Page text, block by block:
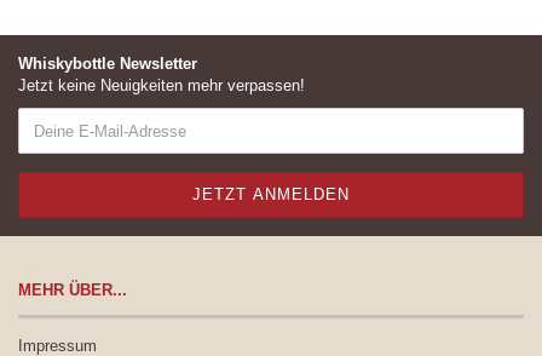
Whiskybottle Newsletter
Jetzt keine Neuigkeiten mehr verpassen!
MEHR ÜBER...
Impressum